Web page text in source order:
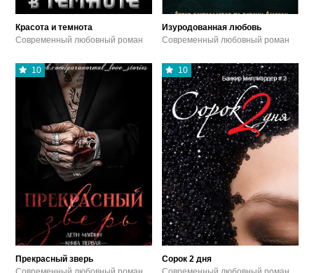
Красота и темнота
Современный любовный роман
Изуродованная любовь
Современный любовный роман
10
Прекрасный зверь
10
Сорок 2 дня